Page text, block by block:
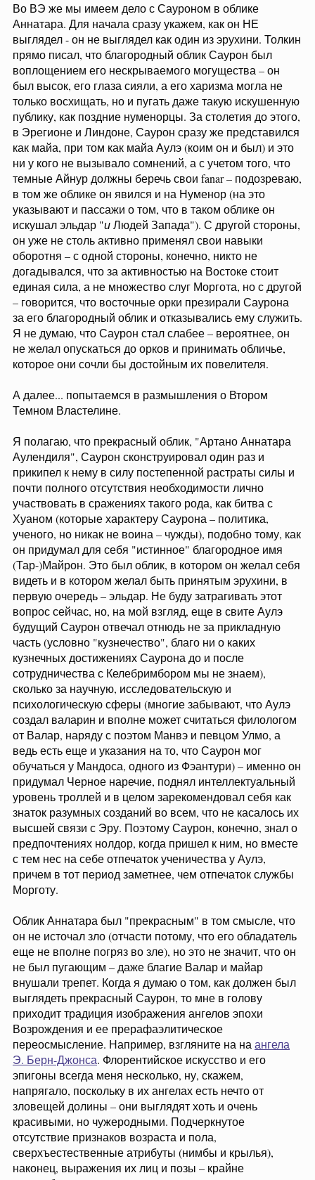
Во ВЭ же мы имеем дело с Сауроном в облике
Аннатара. Для начала сразу укажем, как он НЕ
выглядел - он не выглядел как один из эрухини. Толкин
прямо писал, что благородный облик Саурон был
воплощением его нескрываемого могущества – он
был высок, его глаза сияли, а его харизма могла не
только восхищать, но и пугать даже такую искушенную
публику, как поздние нуменорцы. За столетия до этого,
в Эрегионе и Линдоне, Саурон сразу же представился
как майа, при том как майа Аулэ (коим он и был) и это
ни у кого не вызывало сомнений, а с учетом того, что
темные Айнур должны беречь свои fanar – подозреваю,
в том же облике он явился и на Нуменор (на это
указывают и пассажи о том, что в таком облике он
искушал эльдар "иЛюдей Запада"). С другой стороны,
он уже не столь активно применял свои навыки
оборотня – с одной стороны, конечно, никто не
догадывался, что за активностью на Востоке стоит
единая сила, а не множество слуг Моргота, но с другой
– говорится, что восточные орки презирали Саурона
за его благородный облик и отказывались ему служить.
Я не думаю, что Саурон стал слабее – вероятнее, он
не желал опускаться до орков и принимать обличье,
которое они сочли бы достойным их повелителя.
А далее... попытаемся в размышления о Втором
Темном Властелине.
Я полагаю, что прекрасный облик, "Артано Аннатара
Аулендиля", Саурон сконструировал один раз и
прикипел к нему в силу постепенной растраты силы и
почти полного отсутствия необходимости лично
участвовать в сражениях такого рода, как битва с
Хуаном (которые характеру Саурона – политика,
ученого, но никак не воина – чужды), подобно тому, как
он придумал для себя "истинное" благородное имя
(Тар-)Майрон. Это был облик, в котором он желал себя
видеть и в котором желал быть принятым эрухини, в
первую очередь – эльдар. Не буду затрагивать этот
вопрос сейчас, но, на мой взгляд, еще в свите Аулэ
будущий Саурон отвечал отнюдь не за прикладную
часть (условно "кузнечество", благо ни о каких
кузнечных достижениях Саурона до и после
сотрудничества с Келебримбором мы не знаем),
сколько за научную, исследовательскую и
психологическую сферы (многие забывают, что Аулэ
создал валарин и вполне может считаться филологом
от Валар, наряду с поэтом Манвэ и певцом Улмо, а
ведь есть еще и указания на то, что Саурон мог
обучаться у Мандоса, одного из Фэантури) – именно он
придумал Черное наречие, поднял интеллектуальный
уровень троллей и в целом зарекомендовал себя как
знаток разумных созданий во всем, что не касалось их
высшей связи с Эру. Поэтому Саурон, конечно, знал о
предпочтениях нолдор, когда пришел к ним, но вместе
с тем нес на себе отпечаток ученичества у Аулэ,
причем в тот период заметнее, чем отпечаток службы
Морготу.
Облик Аннатара был "прекрасным" в том смысле, что
он не источал зло (отчасти потому, что его обладатель
еще не вполне погряз во зле), но это не значит, что он
не был пугающим – даже благие Валар и майар
внушали трепет. Когда я думаю о том, как должен был
выглядеть прекрасный Саурон, то мне в голову
приходит традиция изображения ангелов эпохи
Возрождения и ее прерафаэлитическое
переосмысление. Например, взгляните на наангела
Э. Берн-Джонса. Флорентийское искусство и его
эпигоны всегда меня несколько, ну, скажем,
напрягало, поскольку в их ангелах есть нечто от
зловещей долины – они выглядят хоть и очень
красивыми, но чужеродными. Подчеркнутое
отсутствие признаков возраста и пола,
сверхъестественные атрибуты (нимбы и крылья),
наконец, выражения их лиц и позы – крайне